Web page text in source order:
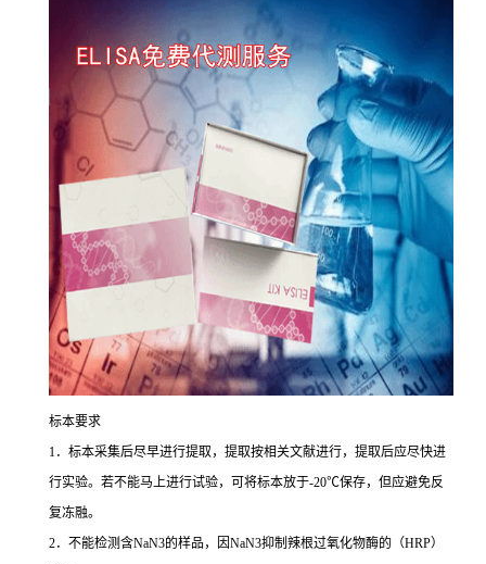
标本要求
1．标本采集后尽早进行提取，提取按相关文献进行，提取后应尽快进
行实验。若不能马上进行试验，可将标本放于-20℃保存，但应避免反
复冻融。
2．不能检测含NaN3的样品，因NaN3抑制辣根过氧化物酶的（HRP）